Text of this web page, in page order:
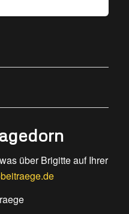
über Brigitte auf Ihrer